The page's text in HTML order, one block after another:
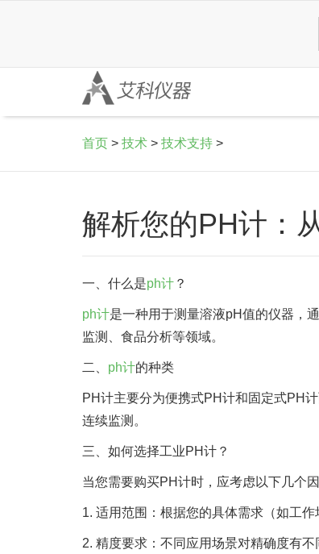
首页 > 技术 > 技术支持 >
解析您的PH计：
一、什么是ph计 ？
ph计是一种用于测量溶液pH值的仪器，
监测、食品分析等领域。
二、 ph计的种类
PH计主要分为便携式PH计和固定式PH
连续监测。
三、如何选择工业PH计？
当您需要购买PH计时，应考虑以下几个因
1. 适用范围：根据您的具体需求（如工
2. 精度要求：不同应用场景对精确度有